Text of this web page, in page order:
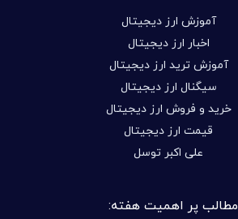
آموزش ارز دیجیتال
اخبار ارز دیجیتال
آموزش ترید ارز دیجیتال
سیگنال ارز دیجیتال
خرید و فروش ارز دیجیتال
قیمت ارز دیجیتال
علی اکبر توسل
مطالب پر اهمیت هفته: